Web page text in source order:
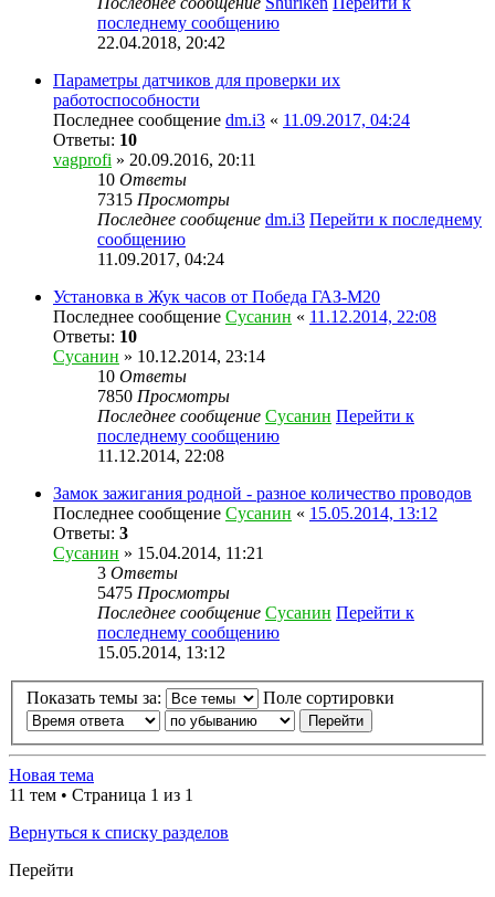
последнему сообщению
22.04.2018, 20:42
Параметры датчиков для проверки их
работоспособности
Последнее сообщение dm.i3 « 11.09.2017, 04:24
Ответы: 10
vagprofi » 20.09.2016, 20:11
10 Ответы
7315 Просмотры
Последнее сообщение dm.i3 Перейти к последнему
сообщению
11.09.2017, 04:24
Установка в Жук часов от Победа ГАЗ-М20
Последнее сообщение Сусанин « 11.12.2014, 22:08
Ответы: 10
Сусанин » 10.12.2014, 23:14
10 Ответы
7850 Просмотры
Последнее сообщение Сусанин Перейти к
последнему сообщению
11.12.2014, 22:08
Замок зажигания родной - разное количество проводов
Последнее сообщение Сусанин « 15.05.2014, 13:12
Ответы: 3
Сусанин » 15.04.2014, 11:21
3 Ответы
5475 Просмотры
Последнее сообщение Сусанин Перейти к
последнему сообщению
15.05.2014, 13:12
Показать темы за: Поле сортировки
Новая тема
11 тем • Страница 1 из 1
Вернуться к списку разделов
Перейти